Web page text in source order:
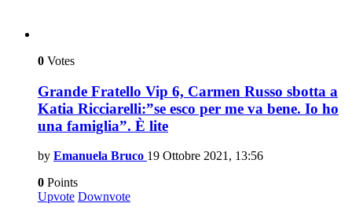
0 Votes
Grande Fratello Vip 6, Carmen Russo sbotta a
Katia Ricciarelli:”se esco per me va bene. Io ho
una famiglia”. È lite
by Emanuela Bruco 19 Ottobre 2021, 13:56
0 Points
Upvote Downvote